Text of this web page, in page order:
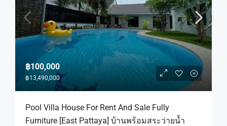
฿100,000
฿13,490,000
Pool Villa House For Rent And Sale Fully
Furniture [East Pattaya] บ้านพร้อมสระว่ายน้ำ